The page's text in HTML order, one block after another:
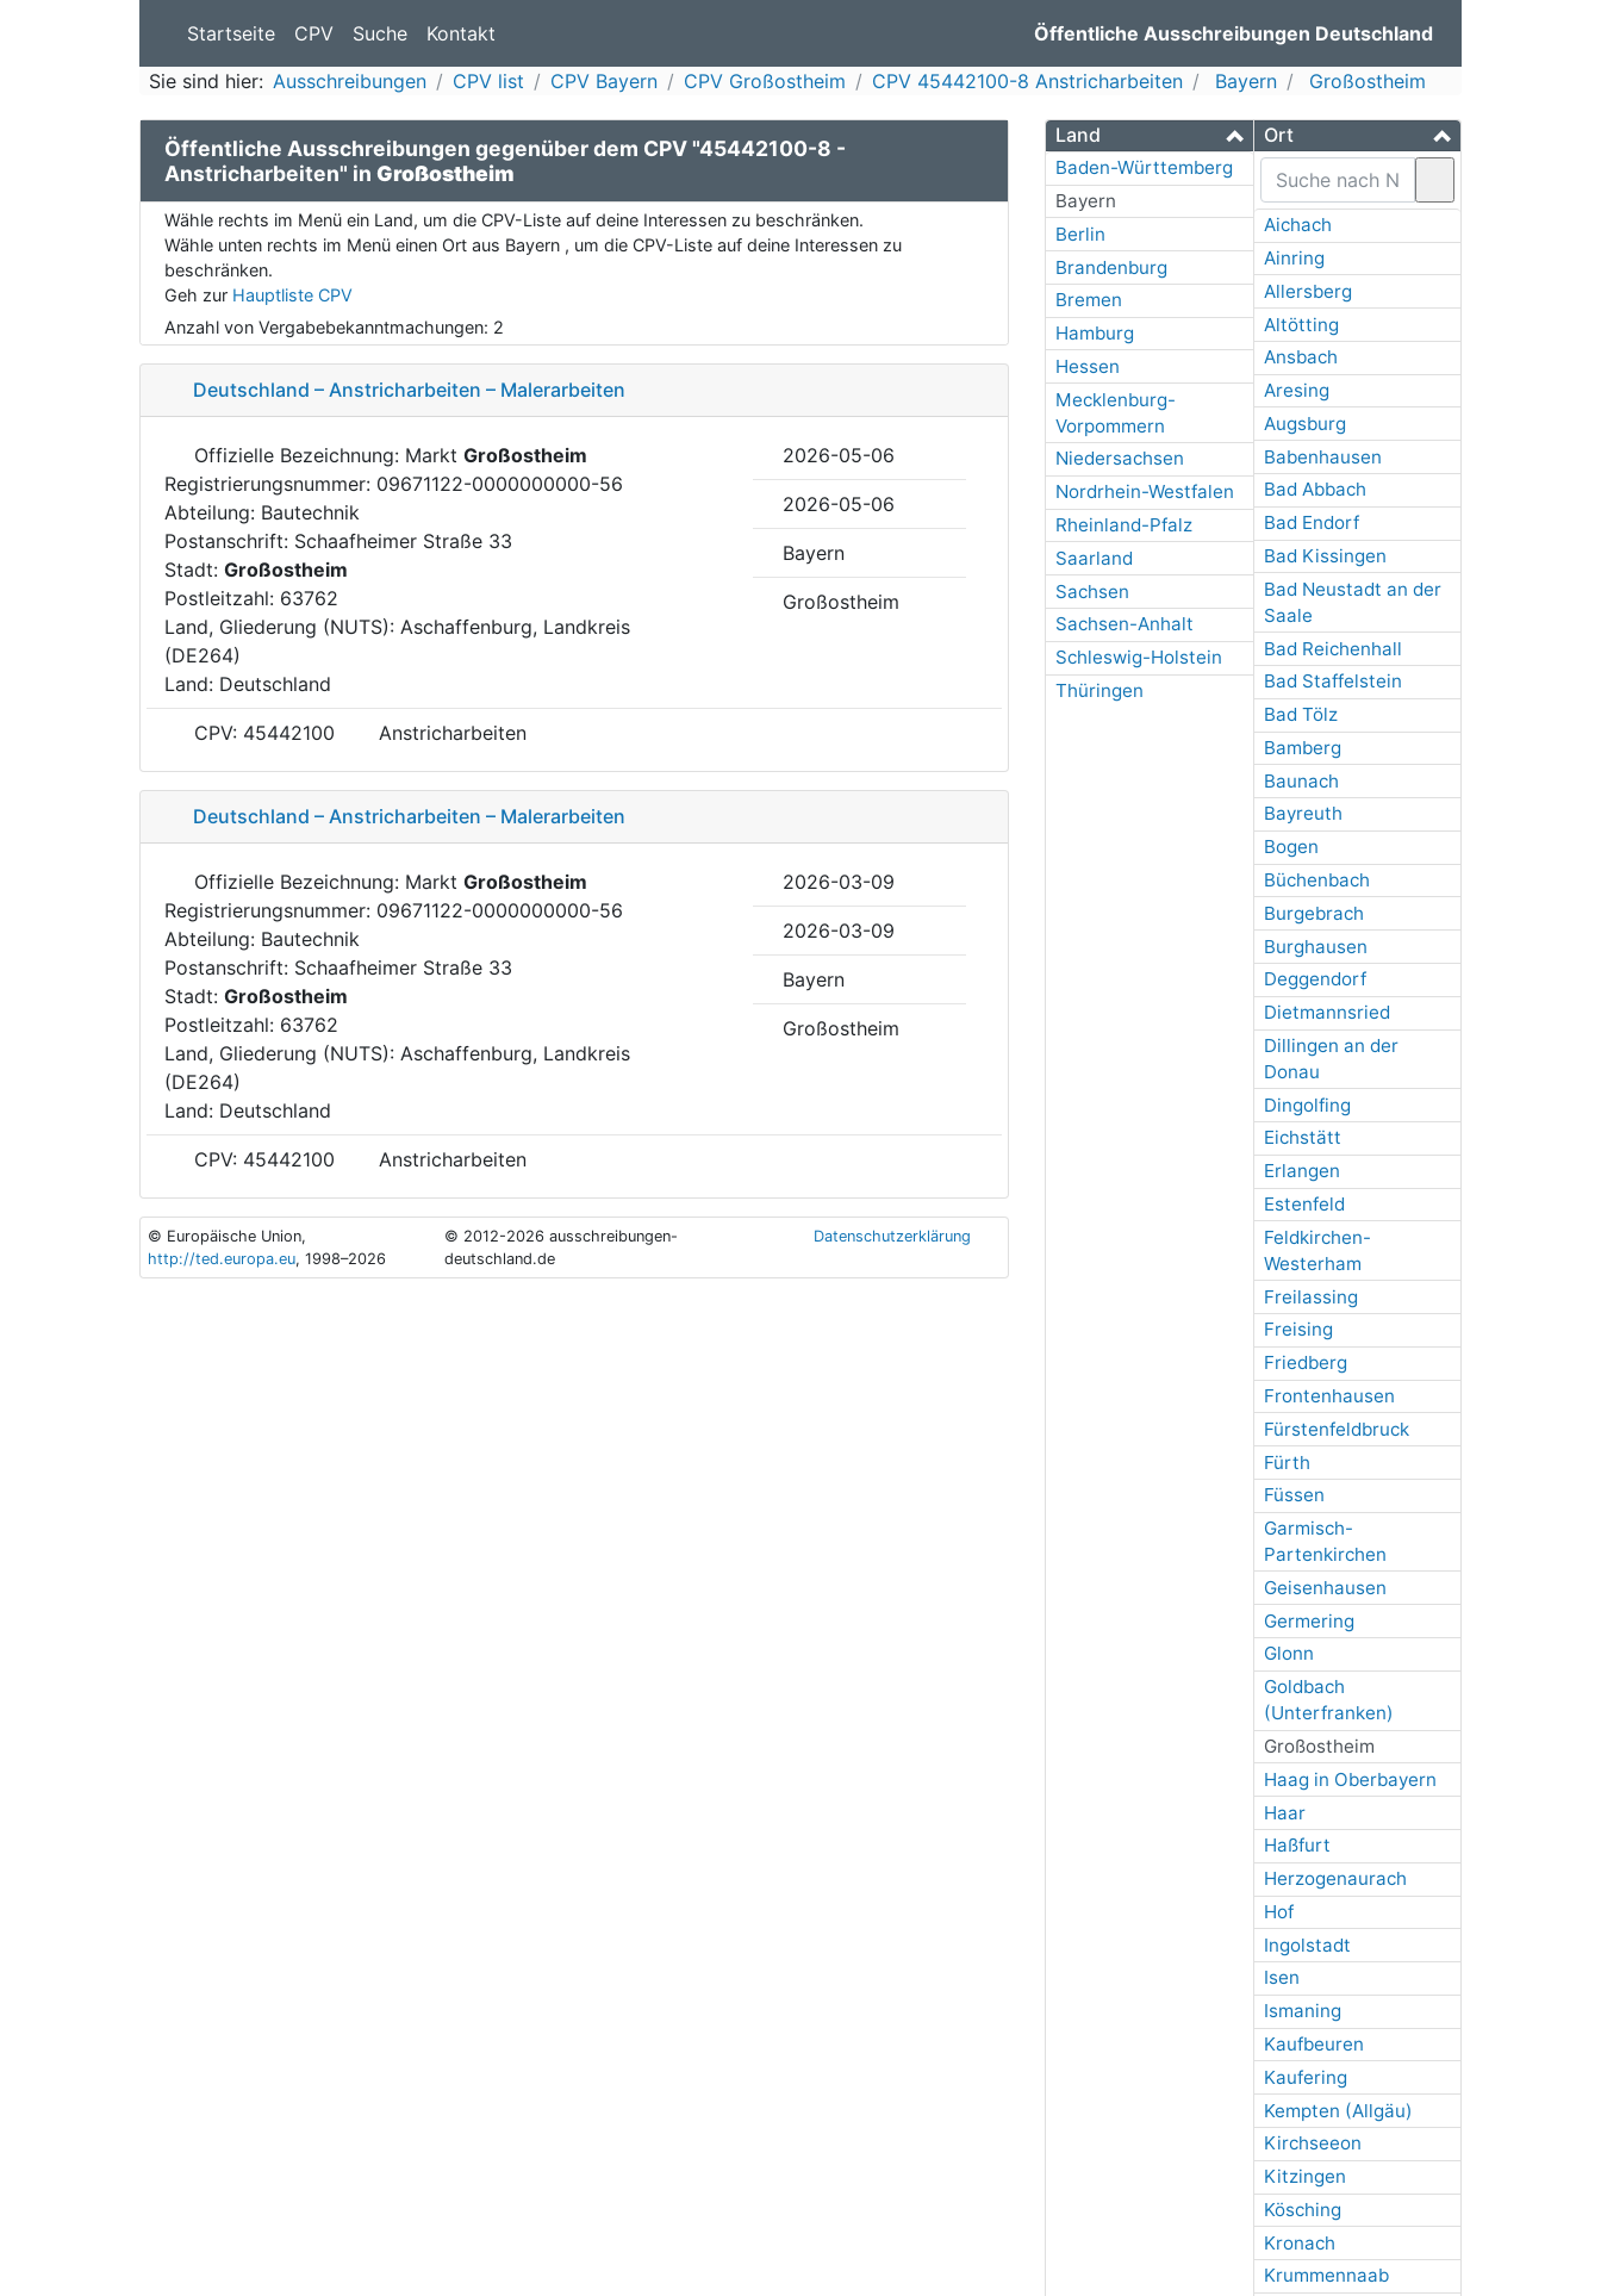
Startseite CPV Suche Kontakt Öffentliche Ausschreibungen Deutschland
Sie sind hier: Ausschreibungen CPV list CPV Bayern CPV Großostheim CPV 45442100-8 Anstricharbeiten Bayern Großostheim
Land
Baden-Württemberg
Bayern
Berlin
Brandenburg
Bremen
Hamburg
Hessen
Mecklenburg-
Vorpommern
Niedersachsen
Nordrhein-Westfalen
Rheinland-Pfalz
Saarland
Sachsen
Sachsen-Anhalt
Schleswig-Holstein
Thüringen
Ort
Aichach
Ainring
Allersberg
Altötting
Ansbach
Aresing
Augsburg
Babenhausen
Bad Abbach
Bad Endorf
Bad Kissingen
Bad Neustadt an der
Saale
Bad Reichenhall
Bad Staffelstein
Bad Tölz
Bamberg
Baunach
Bayreuth
Bogen
Büchenbach
Burgebrach
Burghausen
Deggendorf
Dietmannsried
Dillingen an der
Donau
Dingolfing
Eichstätt
Erlangen
Estenfeld
Feldkirchen-
Westerham
Freilassing
Freising
Friedberg
Frontenhausen
Fürstenfeldbruck
Fürth
Füssen
Garmisch-
Partenkirchen
Geisenhausen
Germering
Glonn
Goldbach
(Unterfranken)
Großostheim
Haag in Oberbayern
Haar
Haßfurt
Herzogenaurach
Hof
Ingolstadt
Isen
Ismaning
Kaufbeuren
Kaufering
Kempten (Allgäu)
Kirchseeon
Kitzingen
Kösching
Kronach
Krummennaab
Öffentliche Ausschreibungen gegenüber dem CPV "45442100-8 -
Anstricharbeiten" in Großostheim
Wähle rechts im Menü ein Land, um die CPV-Liste auf deine Interessen zu beschränken.
Wähle unten rechts im Menü einen Ort aus Bayern , um die CPV-Liste auf deine Interessen zu
beschränken.
Geh zur Hauptliste CPV
Anzahl von Vergabebekanntmachungen: 2
Deutschland – Anstricharbeiten – Malerarbeiten
Offizielle Bezeichnung: Markt Großostheim
Registrierungsnummer: 09671122-0000000000-56
Abteilung: Bautechnik
Postanschrift: Schaafheimer Straße 33
Stadt: Großostheim
Postleitzahl: 63762
Land, Gliederung (NUTS): Aschaffenburg, Landkreis
(DE264)
Land: Deutschland
2026-05-06
2026-05-06
Bayern
Großostheim
CPV: 45442100 Anstricharbeiten
Deutschland – Anstricharbeiten – Malerarbeiten
Offizielle Bezeichnung: Markt Großostheim
Registrierungsnummer: 09671122-0000000000-56
Abteilung: Bautechnik
Postanschrift: Schaafheimer Straße 33
Stadt: Großostheim
Postleitzahl: 63762
Land, Gliederung (NUTS): Aschaffenburg, Landkreis
(DE264)
Land: Deutschland
2026-03-09
2026-03-09
Bayern
Großostheim
CPV: 45442100 Anstricharbeiten
© Europäische Union,
http://ted.europa.eu, 1998–2026
© 2012-2026 ausschreibungen-
deutschland.de
Datenschutzerklärung